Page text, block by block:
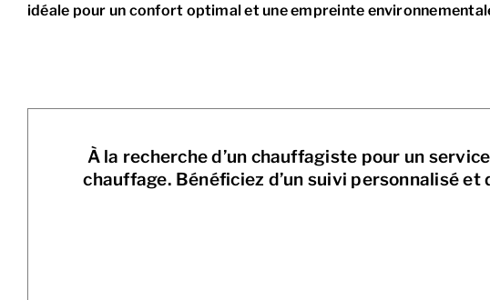
idéale pour un confort optimal et une empreinte
À la recherche d’un chauffagiste pour un
chauffage. Bénéficiez d’un suivi personnalisé